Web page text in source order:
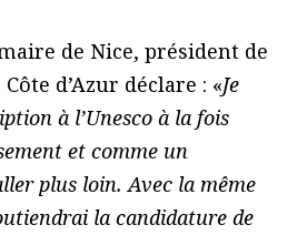
de Nice, président de
d’Azur déclare : «Je
à l’Unesco à la fois
et comme un
plus loin. Avec la même
la candidature de